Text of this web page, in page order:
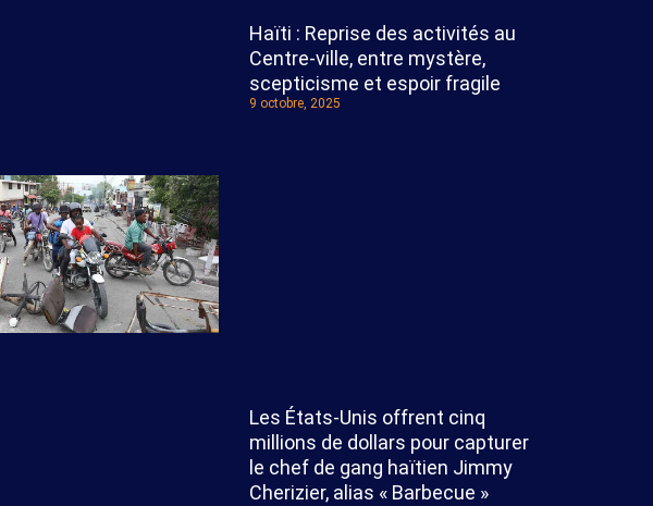
Haïti : Reprise des activités au
Centre-ville, entre mystère,
scepticisme et espoir fragile
9 octobre, 2025
Les États-Unis offrent cinq
millions de dollars pour capturer
le chef de gang haïtien Jimmy
Cherizier, alias « Barbecue »